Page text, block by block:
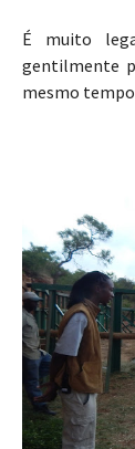
É muito
gentilmente
mesmo